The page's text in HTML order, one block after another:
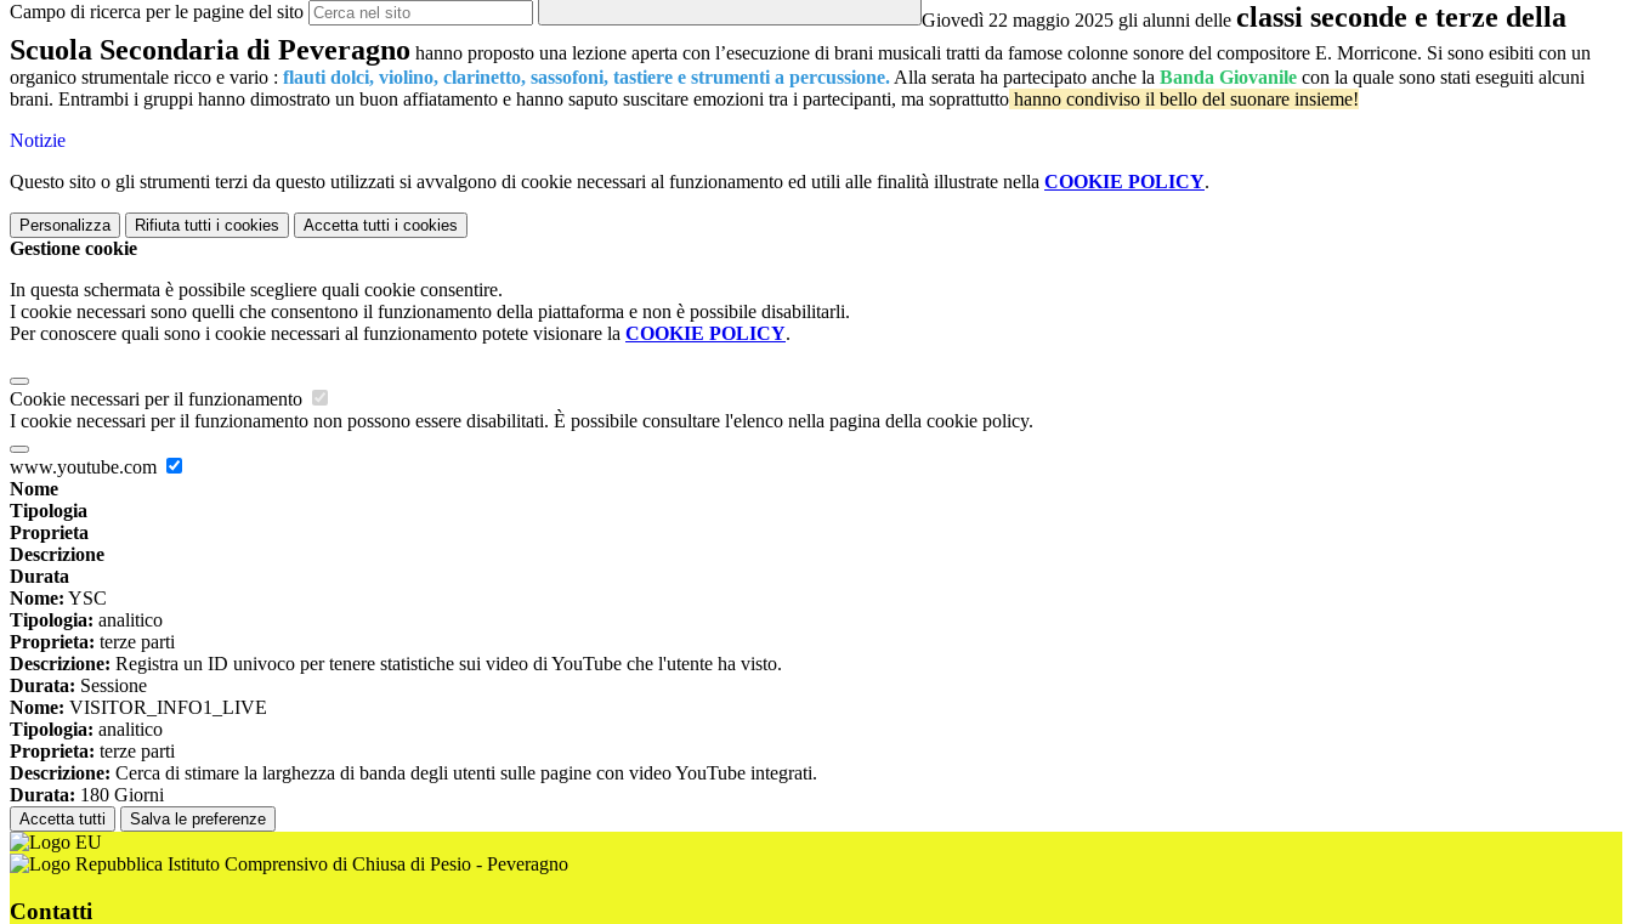
Campo di ricerca per le pagine del sito Giovedì 22 maggio 2025 gli alunni delle classi seconde e terze della
Scuola Secondaria di Peveragno hanno proposto una lezione aperta con l’esecuzione di brani musicali tratti da famose colonne sonore del compositore E. Morricone. Si sono esibiti con un
organico strumentale ricco e vario : flauti dolci, violino, clarinetto, sassofoni, tastiere e strumenti a percussione. Alla serata ha partecipato anche la Banda Giovanile con la quale sono stati eseguiti alcuni
brani. Entrambi i gruppi hanno dimostrato un buon affiatamento e hanno saputo suscitare emozioni tra i partecipanti, ma soprattutto hanno condiviso il bello del suonare insieme!
Notizie
Questo sito o gli strumenti terzi da questo utilizzati si avvalgono di cookie necessari al funzionamento ed utili alle finalità illustrate nella COOKIE POLICY.
Personalizza Rifiuta tutti i cookies Accetta tutti i cookies
Gestione cookie
In questa schermata è possibile scegliere quali cookie consentire.
I cookie necessari sono quelli che consentono il funzionamento della piattaforma e non è possibile disabilitarli.
Per conoscere quali sono i cookie necessari al funzionamento potete visionare la COOKIE POLICY.
Cookie necessari per il funzionamento
I cookie necessari per il funzionamento non possono essere disabilitati. È possibile consultare l'elenco nella pagina della cookie policy.
www.youtube.com
Nome
Tipologia
Proprieta
Descrizione
Durata
Nome: YSC
Tipologia: analitico
Proprieta: terze parti
Descrizione: Registra un ID univoco per tenere statistiche sui video di YouTube che l'utente ha visto.
Durata: Sessione
Nome: VISITOR_INFO1_LIVE
Tipologia: analitico
Proprieta: terze parti
Descrizione: Cerca di stimare la larghezza di banda degli utenti sulle pagine con video YouTube integrati.
Durata: 180 Giorni
Accetta tutti Salva le preferenze
Istituto Comprensivo di Chiusa di Pesio - Peveragno
Contatti